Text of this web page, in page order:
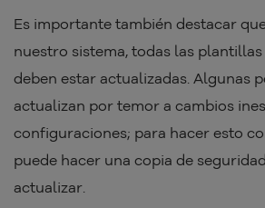
Es importante también destacar
nuestro sistema, todas las
deben estar actualizadas. Algunas
actualizan por temor a cambios
configuraciones; para hacer esto
puede hacer una copia de
actualizar.